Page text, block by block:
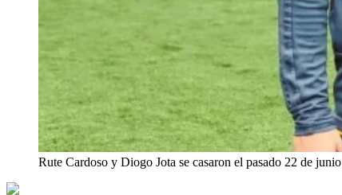
Rute Cardoso y Diogo Jota se casaron el pasado 22 de junio